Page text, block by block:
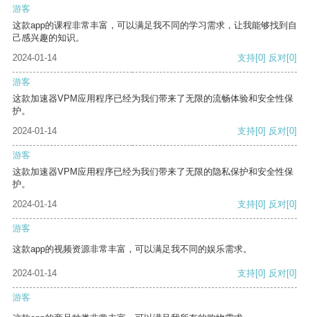
游客
这款app的课程非常丰富，可以满足我不同的学习需求，让我能够找到自
己感兴趣的知识。
2024-01-14
支持[0] 反对[0]
游客
这款加速器VPM应用程序已经为我们带来了无限的流畅体验和安全性保
护。
2024-01-14
支持[0] 反对[0]
游客
这款加速器VPM应用程序已经为我们带来了无限的隐私保护和安全性保
护。
2024-01-14
支持[0] 反对[0]
游客
这款app的视频资源非常丰富，可以满足我不同的娱乐需求。
2024-01-14 支持[0] 反对[0]
游客